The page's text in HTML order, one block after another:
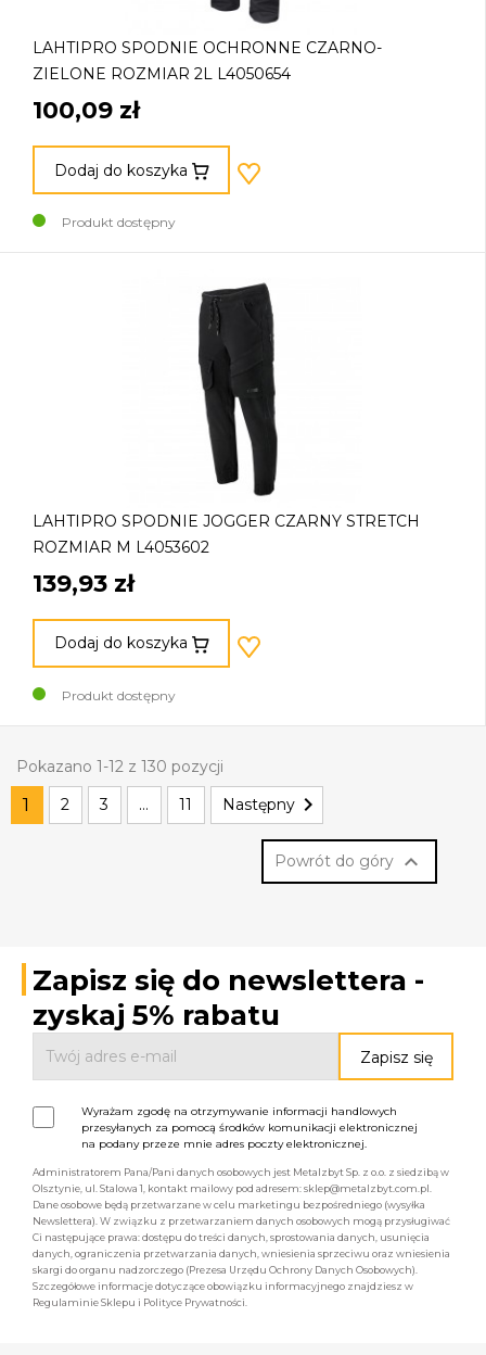
LAHTIPRO SPODNIE OCHRONNE CZARNO-
ZIELONE ROZMIAR 2L L4050654
100,09 zł
Dodaj do koszyka
Produkt dostępny
LAHTIPRO SPODNIE JOGGER CZARNY STRETCH
ROZMIAR M L4053602
139,93 zł
Dodaj do koszyka
Produkt dostępny
Pokazano 1-12 z 130 pozycji
1 2 3 … 11 Następny 
Powrót do góry 
Zapisz się do newslettera -
zyskaj 5% rabatu
Wyrażam zgodę na otrzymywanie informacji handlowych
przesyłanych za pomocą środków komunikacji elektronicznej
na podany przeze mnie adres poczty elektronicznej.
Administratorem Pana/Pani danych osobowych jest Metalzbyt Sp. z o.o. z siedzibą w
Olsztynie, ul. Stalowa 1, kontakt mailowy pod adresem: sklep@metalzbyt.com.pl.
Dane osobowe będą przetwarzane w celu marketingu bezpośredniego (wysyłka
Newslettera). W związku z przetwarzaniem danych osobowych mogą przysługiwać
Ci następujące prawa: dostępu do treści danych, sprostowania danych, usunięcia
danych, ograniczenia przetwarzania danych, wniesienia sprzeciwu oraz wniesienia
skargi do organu nadzorczego (Prezesa Urzędu Ochrony Danych Osobowych).
Szczegółowe informacje dotyczące obowiązku informacyjnego znajdziesz w
Regulaminie Sklepu i Polityce Prywatności.